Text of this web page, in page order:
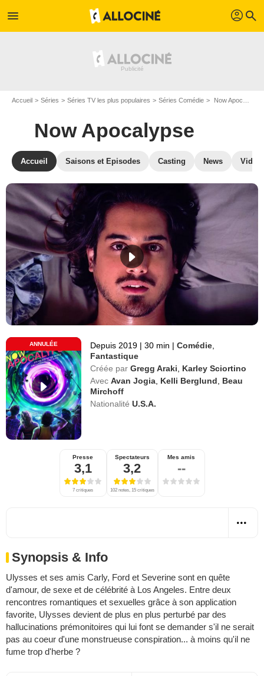
menu profil search
Accueil Séries Séries TV les plus populaires Séries Comédie Now Apocalypse
Now Apocalypse
Accueil Saisons et Episodes Casting News
ANNULÉE Depuis 2019 | 30 min | Comédie
Fantastique
Créée par Gregg Araki
Karley Sciortino
Avec Avan Jogia Kelli Berglund
Beau
Mirchoff
Nationalité U.S.A.
Presse
3,1
7 critiques
Spectateurs
3,2
102 notes, 15 critiques
Mes amis
--
Synopsis & Info
Ulysses et ses amis Carly, Ford et Severine sont en quête
d'amour, de sexe et de célébrité à Los Angeles. Entre deux
rencontres romantiques et sexuelles grâce à son application
favorite, Ulysses devient de plus en plus perturbé par des
hallucinations prémonitoires qui lui font se demander s'il ne serait
pas au coeur d'une monstrueuse conspiration... à moins qu'il ne
fume trop d'herbe ?